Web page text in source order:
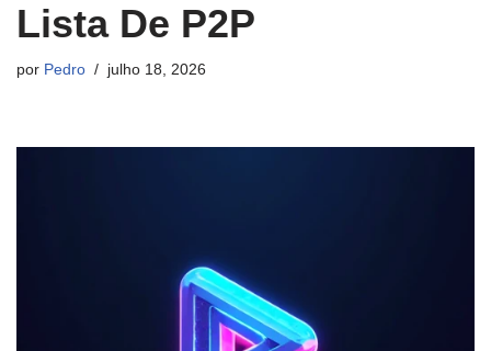
Lista De P2P
por Pedro julho 18, 2026